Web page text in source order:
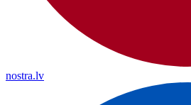
nostra.lv